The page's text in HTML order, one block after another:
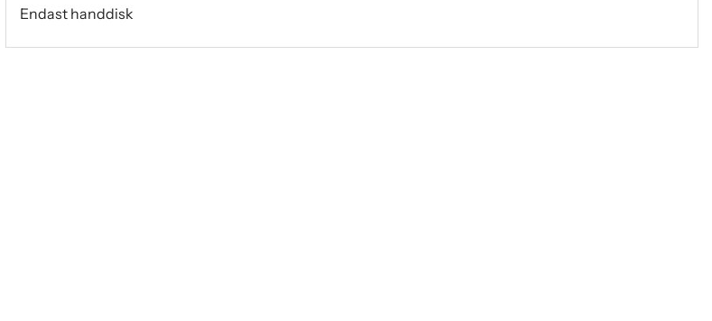
Endast handdisk